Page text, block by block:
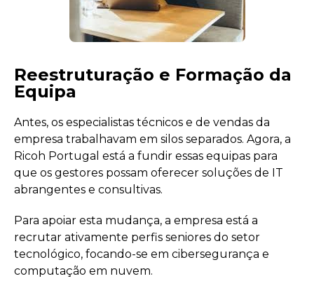
Reestruturação e Formação da
Equipa
Antes, os especialistas técnicos e de vendas da
empresa trabalhavam em silos separados. Agora, a
Ricoh Portugal está a fundir essas equipas para
que os gestores possam oferecer soluções de IT
abrangentes e consultivas.
Para apoiar esta mudança, a empresa está a
recrutar ativamente perfis seniores do setor
tecnológico, focando-se em cibersegurança e
computação em nuvem.